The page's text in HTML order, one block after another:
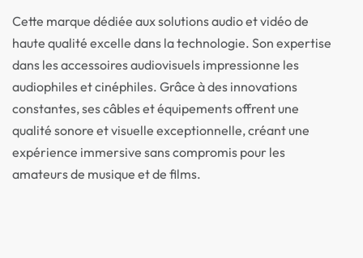
Cette marque dédiée aux solutions audio et vidéo de
haute qualité excelle dans la technologie. Son expertise
dans les accessoires audiovisuels impressionne les
audiophiles et cinéphiles. Grâce à des innovations
constantes, ses câbles et équipements offrent une
qualité sonore et visuelle exceptionnelle, créant une
expérience immersive sans compromis pour les
amateurs de musique et de films.